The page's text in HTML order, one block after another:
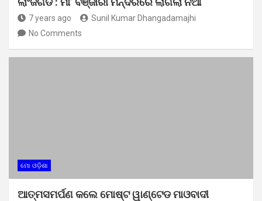
7 years ago
Sunil Kumar Dhangadamajhi
No Comments
ମୋ ଓଡ଼ିଶା
ଆତ୍ମସମର୍ପଣ କଲେ ମୋଷ୍ଟ ୱାଣ୍ଟେଡ ମାଓବାଦୀ